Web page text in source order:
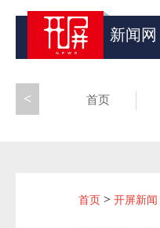
新闻网
首页
<
首页 > 开屏新闻